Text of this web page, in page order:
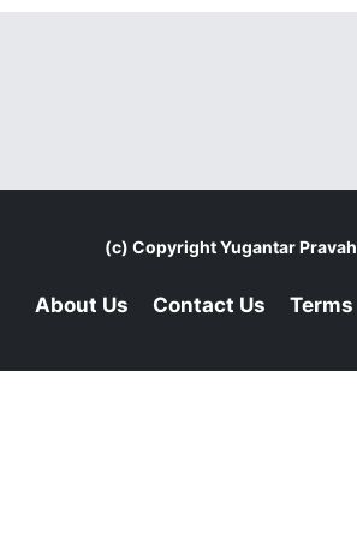
(c) CopyrightYugantar Pravah
About Us Contact Us Terms